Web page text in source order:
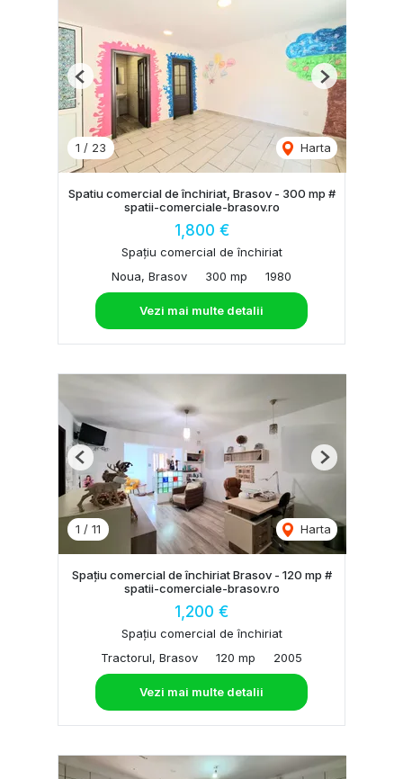
1 / 23 Harta
Previous Next
Spatiu comercial de închiriat, Brasov - 300 mp #
spatii-comerciale-brasov.ro
1,800 €
Spațiu comercial de închiriat
Noua, Brasov
300 mp 1980
Vezi mai multe detalii
1 / 11 Harta
Previous Next
Spațiu comercial de închiriat Brasov - 120 mp #
spatii-comerciale-brasov.ro
1,200 €
Spațiu comercial de închiriat
Tractorul, Brasov
120 mp 2005
Vezi mai multe detalii